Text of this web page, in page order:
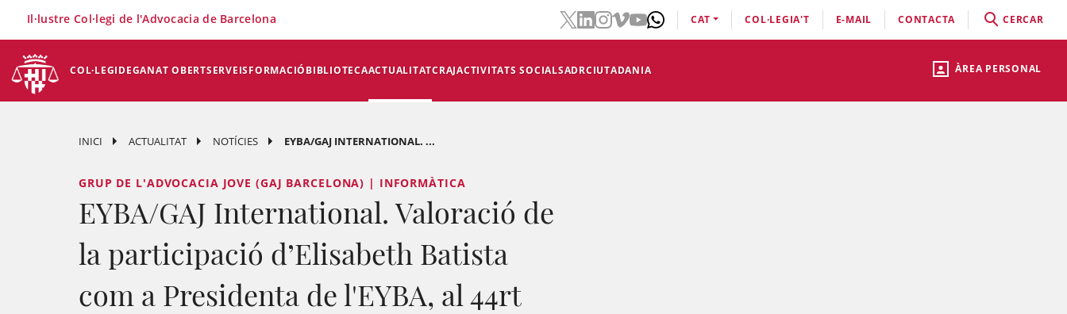
ÀREA PERSONAL
COL·LEGIDEGANAT OBERTSERVEISFORMACIÓBIBLIOTECAACTUALITATCRAJACTIVITATS SOCIALSADRCIUTADANIA
Il·lustre Col·legi de l'Advocacia de Barcelona CAT COL·LEGIA'T E-MAIL CONTACTA CERCAR
INICI ACTUALITAT NOTÍCIES EYBA/GAJ INTERNATIONAL. ...
GRUP DE L'ADVOCACIA JOVE (GAJ BARCELONA) | INFORMÀTICA
EYBA/GAJ International. Valoració de
la participació d’Elisabeth Batista
com a Presidenta de l'EYBA, al 44rt